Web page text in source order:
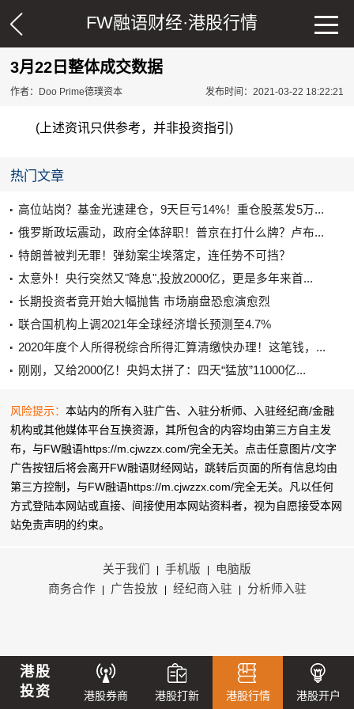
FW融语财经·港股行情
3月22日整体成交数据
作者：Doo Prime德璞资本 发布时间：2021-03-22 18:22:21
(上述资讯只供参考，并非投资指引)
热门文章
高位站岗？基金光速建仓，9天巨亏14%！重仓股蒸发5万...
俄罗斯政坛震动，政府全体辞职！普京在打什么牌？卢布...
特朗普被判无罪！弹劾案尘埃落定，连任势不可挡？
太意外！央行突然又"降息",投放2000亿，更是多年来首...
长期投资者竟开始大幅抛售 市场崩盘恐愈演愈烈
联合国机构上调2021年全球经济增长预测至4.7%
2020年度个人所得税综合所得汇算清缴快办理！这笔钱，...
刚刚，又给2000亿！央妈太拼了：四天“猛放”11000亿...
风险提示：本站内的所有入驻广告、入驻分析师、入驻经纪商/金融
机构或其他媒体平台互换资源，其所包含的内容均由第三方自主发
布，与FW融语https://m.cjwzzx.com/完全无关。点击任意图片/文字
广告按钮后将会离开FW融语财经网站，跳转后页面的所有信息均由
第三方控制，与FW融语https://m.cjwzzx.com/完全无关。凡以任何
方式登陆本网站或直接、间接使用本网站资料者，视为自愿接受本网
站免责声明的约束。
关于我们 手机版
电脑版
商务合作
广告投放 经纪商入驻 分析师入驻
港股
投资
港股券商 港股打新 港股行情 港股开户